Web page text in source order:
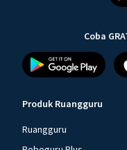
Coba
Produk Ruangguru
Ruangguru